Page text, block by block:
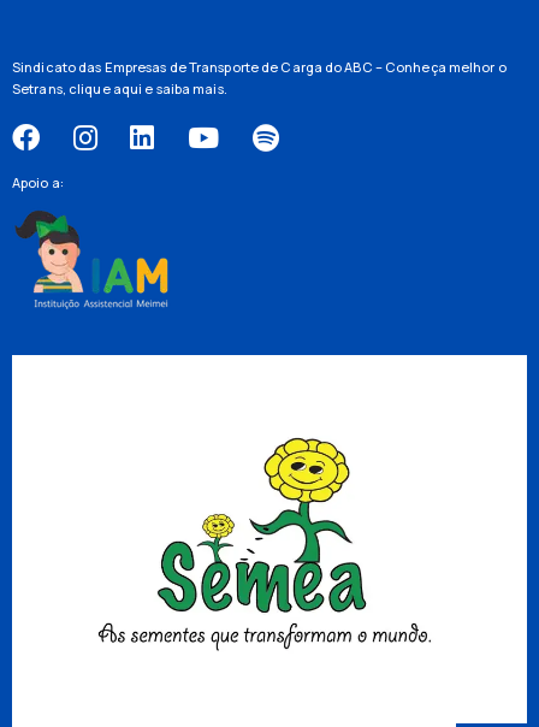
Sindicato das Empresas de Transporte de Carga do ABC – Conheça melhor o
Setrans, clique aqui e saiba mais.
Apoio a: